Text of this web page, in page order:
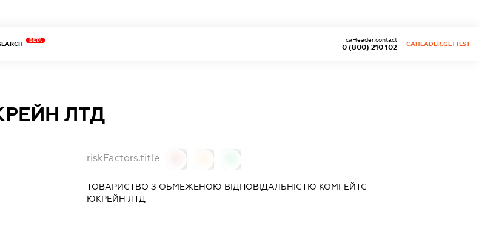
BETA
0 (800) 210 102
caHeader.contact
CAHEADER.GETTEST
ЛТД
riskFactors.title
ТОВАРИСТВО З ОБМЕЖЕНОЮ ВІДПОВІДАЛЬНІСТЮ КОМГЕЙТС
ЮКРЕЙН ЛТД
-